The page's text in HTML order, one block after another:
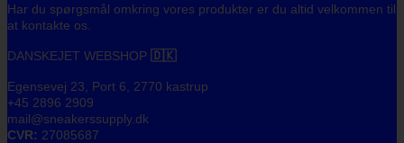
Har du spørgsmål omkring vores produkter er du altid velkommen til
at kontakte os.
DANSKEJET WEBSHOP 🇩🇰
Egensevej 23, Port 6, 2770 kastrup
+45 2896 2909
mail@sneakerssupply.dk
CVR: 27085687